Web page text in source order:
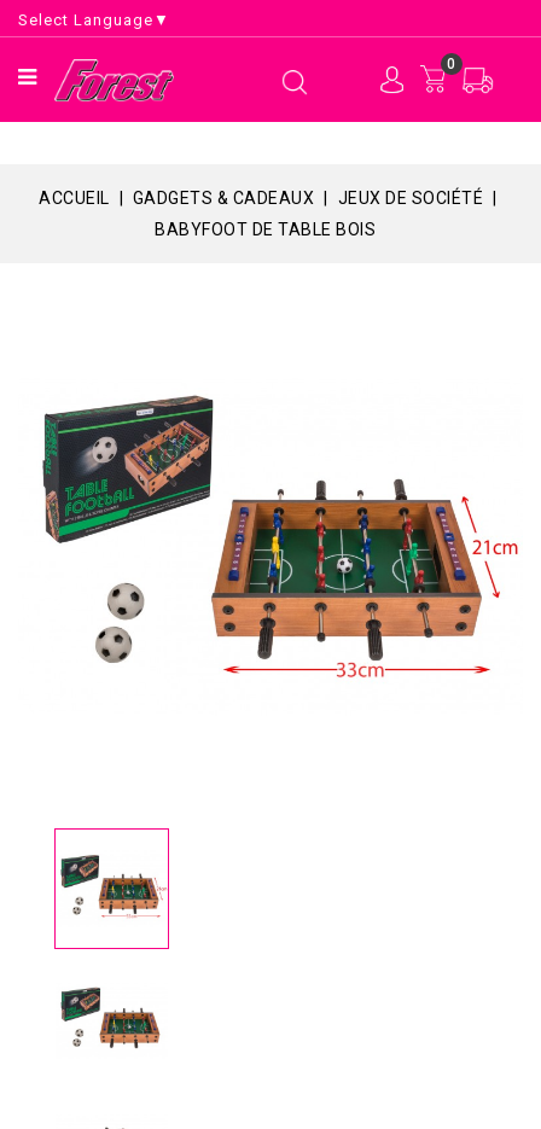
Select Language ▼
0
ACCUEIL GADGETS & CADEAUX
JEUX DE SOCIÉTÉ
BABYFOOT DE TABLE BOIS